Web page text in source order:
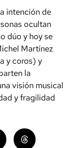
intención de
ocultan
dúo y hoy se
Martínez
y coros) y
la
visión musical
y fragilidad